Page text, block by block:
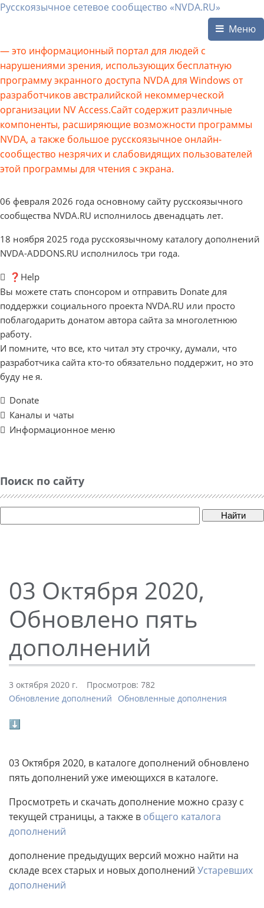
Русскоязычное сетевое сообщество «NVDA.RU»
Меню
— это информационный портал для людей с
нарушениями зрения, использующих бесплатную
программу экранного доступа NVDA для Windows от
разработчиков австралийской некоммерческой
организации NV Access.Сайт содержит различные
компоненты, расширяющие возможности программы
NVDA, а также большое русскоязычное онлайн-
сообщество незрячих и слабовидящих пользователей
этой программы для чтения с экрана.
06 февраля 2026 года основному сайту русскоязычного
сообщества NVDA.RU исполнилось двенадцать лет.
18 ноября 2025 года русскоязычному каталогу дополнений
NVDA-ADDONS.RU исполнилось три года.
❓Help
Вы можете стать спонсором и отправить Donate для
поддержки социального проекта NVDA.RU или просто
поблагодарить донатом автора сайта за многолетнюю
работу.
И помните, что все, кто читал эту строчку, думали, что
разработчика сайта кто-то обязательно поддержит, но это
буду не я.
Donate
Каналы и чаты
Информационное меню
Поиск по сайту
Найти
03 Октября 2020,
Обновлено пять
дополнений
3 октября 2020 г.
Просмотров: 782
Обновление дополнений
Обновленные дополнения
⬇
03 Октября 2020, в каталоге дополнений обновлено
пять дополнений уже имеющихся в каталоге.
Просмотреть и скачать дополнение можно сразу с
текущей страницы, а также в общего каталога
дополнений
дополнение предыдущих версий можно найти на
складе всех старых и новых дополнений Устаревших
дополнений